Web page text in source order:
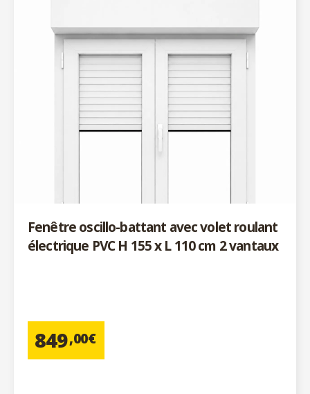
Fenêtre oscillo-battant avec volet roulant
électrique PVC H 155 x L 110 cm 2 vantaux
849,00€